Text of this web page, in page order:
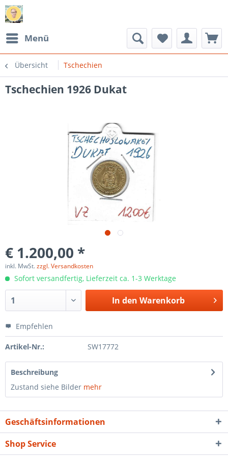
Menü
Übersicht Tschechien
Tschechien 1926 Dukat
€ 1.200,00 *
inkl. MwSt.zzgl. Versandkosten
Sofort versandfertig, Lieferzeit ca. 1-3 Werktage
In den Warenkorb
Empfehlen
Artikel-Nr.: SW17772
Beschreibung
Zustand siehe Bilder mehr
Geschäftsinformationen
Shop Service